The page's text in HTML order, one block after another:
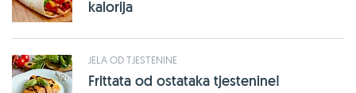
kalorija
JELA OD TJESTENINE
Frittata od ostataka tjestenine!